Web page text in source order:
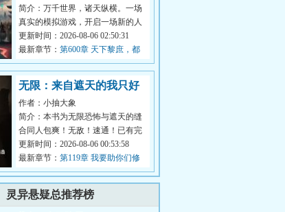
简介：万千世界，诸天纵横。一场
真实的模拟游戏，开启一场新的人
生。年的世界，当别人都在下海经
商，当二...
更新时间：2026-08-06 02:50:31
最新章节： 第600章 天下黎庶，都
有不该死的理由
无限：来自遮天的我只好
重拳出击
作者：小抽大象
简介：本书为无限恐怖与遮天的缝
合同人包爽！无敌！速通！已有完
本万订作品【人在无限，开始速
通】，请放...
更新时间：2026-08-06 00:53:58
最新章节： 第119章 我要助你们修
行【求月票】
灵异悬疑总推荐榜